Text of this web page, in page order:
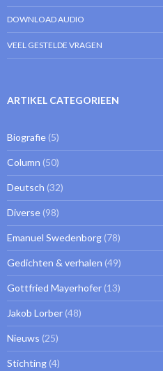
DOWNLOAD AUDIO
VEEL GESTELDE VRAGEN
ARTIKEL CATEGORIEEN
Biografie (5)
Column (50)
Deutsch (32)
Diverse (98)
Emanuel Swedenborg (78)
Gedichten & verhalen (49)
Gottfried Mayerhofer (13)
Jakob Lorber (48)
Nieuws (25)
Stichting (4)